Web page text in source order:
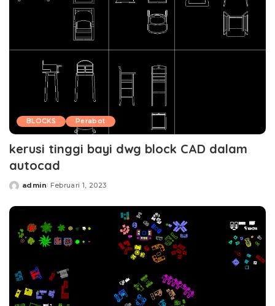
BLOCKS Perabot
kerusi tinggi bayi dwg block CAD dalam
autocad
Posted
admin Februari 1, 2023